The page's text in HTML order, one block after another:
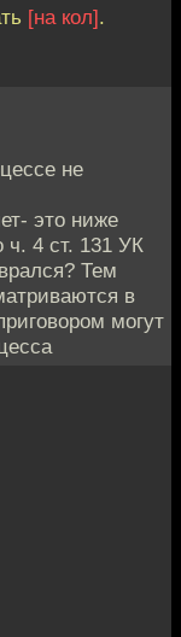
[на кол].
не
это ниже
ч. 4 ст. 131 УК
Тем
в
могут